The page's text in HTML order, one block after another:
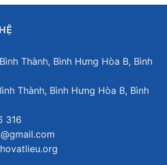
Thành, Bình Hưng Hòa B, Bình
Thành, Bình Hưng Hòa B, Bình
316